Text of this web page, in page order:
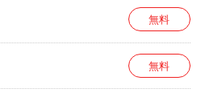
無料
無料